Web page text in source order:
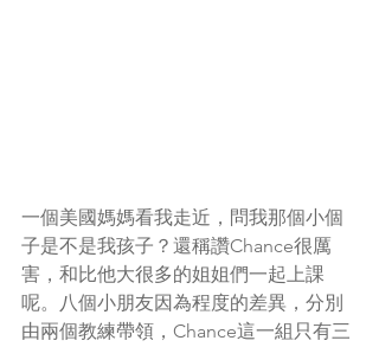
一個美國媽媽看我走近，問我那個小個
子是不是我孩子？還稱讚Chance很厲
害，和比他大很多的姐姐們一起上課
呢。八個小朋友因為程度的差異，分別
由兩個教練帶領，Chance這一組只有三